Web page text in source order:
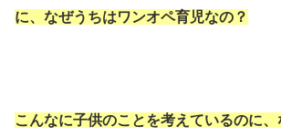
に、なぜうちはワンオペ育児なの？
こんなに子供のことを考えているのに